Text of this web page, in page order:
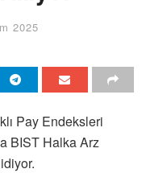
2025
Pay Endeksleri
BIST Halka Arz